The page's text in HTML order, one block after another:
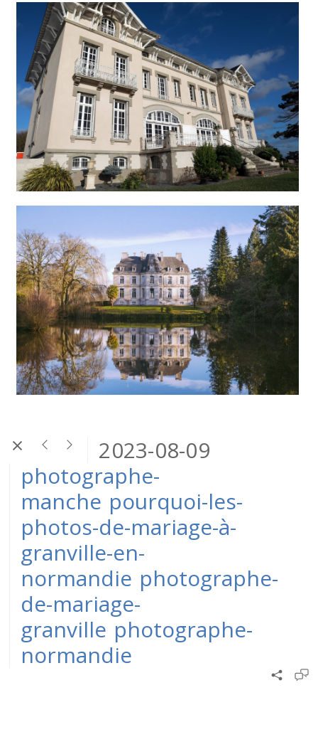
2023-08-09
photographe-
manche pourquoi-les-
photos-de-mariage-à-
granville-en-
normandie photographe-
de-mariage-
granville photographe-
normandie